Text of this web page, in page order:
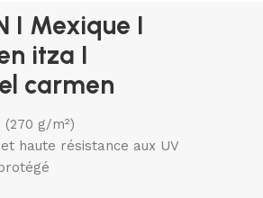
I Mexique I
itza I
carmen
g/m²)
haute résistance aux UV